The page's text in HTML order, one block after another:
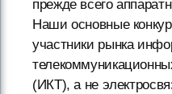
прежде всего
Наши основные
участники рынка
(ИКТ), а не